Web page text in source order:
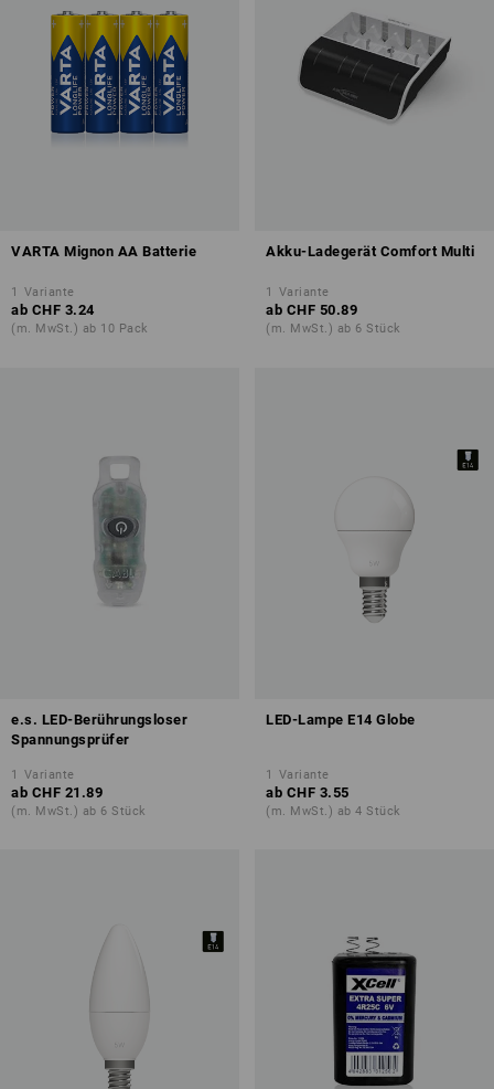
VARTA Mignon AA Batterie
1 Variante
ab CHF 3.24
(m. MwSt.) ab 10 Pack
Akku-Ladegerät Comfort Multi
1 Variante
ab CHF 50.89
(m. MwSt.) ab 6 Stück
e.s. LED-Berührungsloser
Spannungsprüfer
1 Variante
ab CHF 21.89
(m. MwSt.) ab 6 Stück
LED-Lampe E14 Globe
1 Variante
ab CHF 3.55
(m. MwSt.) ab 4 Stück